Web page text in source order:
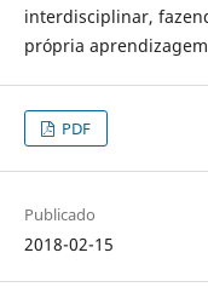
interdisciplinar,
própria
PDF
Publicado
2018-02-15